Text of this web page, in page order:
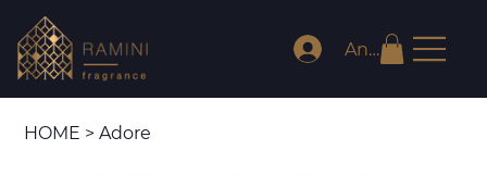
Anmelden
HOME > Adore